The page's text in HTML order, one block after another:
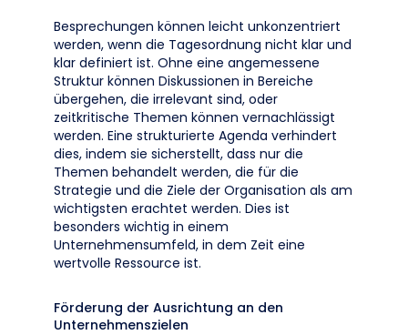
Besprechungen können leicht unkonzentriert
werden, wenn die Tagesordnung nicht klar und
klar definiert ist. Ohne eine angemessene
Struktur können Diskussionen in Bereiche
übergehen, die irrelevant sind, oder
zeitkritische Themen können vernachlässigt
werden. Eine strukturierte Agenda verhindert
dies, indem sie sicherstellt, dass nur die
Themen behandelt werden, die für die
Strategie und die Ziele der Organisation als am
wichtigsten erachtet werden. Dies ist
besonders wichtig in einem
Unternehmensumfeld, in dem Zeit eine
wertvolle Ressource ist.
Förderung der Ausrichtung an den
Unternehmenszielen